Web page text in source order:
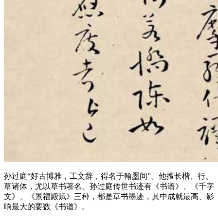
孙过庭“好古博雅，工文辞，得名于翰墨间”。他擅长楷、行、
草诸体，尤以草书著名。孙过庭传世书迹有《书谱》、《千字
文》、《景福殿赋》三种，都是草书墨迹，其中成就最高、影
响最大的要数《书谱》。